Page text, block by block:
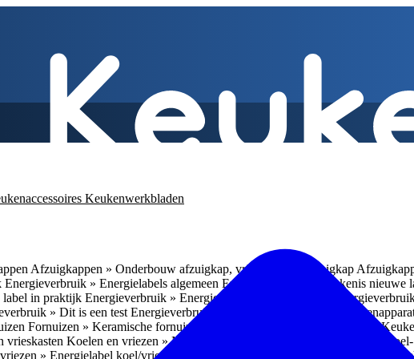
Afzuigkappen » Onderbouw afzuigkap, vrijhangende afzuigkap
Energieverbruik » Energielabels algemeen Energieverbruik » Betekenis nieuwe
label in praktijk Energieverbruik » Energieverbruik in de praktijk
» Dit is een test Energieverbruik » 1
Fornuizen » Keramische fornuizen Keukenapparatuur » Inbouwlades
vrieskasten Koelen en vriezen » Nismaten Koelen en vriezen » Vrijstaande
» Energielabel koel/vrieskasten
Keukenwerkbladen